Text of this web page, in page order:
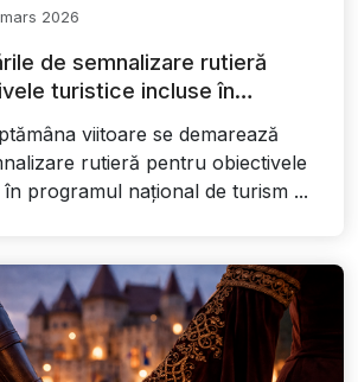
2026
de semnalizare rutieră
turistice incluse în
Atractivă
viitoare se demarează
rutieră pentru obiectivele
programul național de turism ...